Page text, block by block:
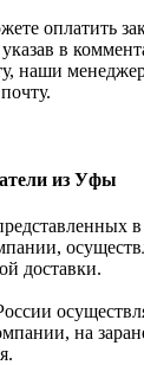
оплатить
в
наши
из Уфы
доставки.
на